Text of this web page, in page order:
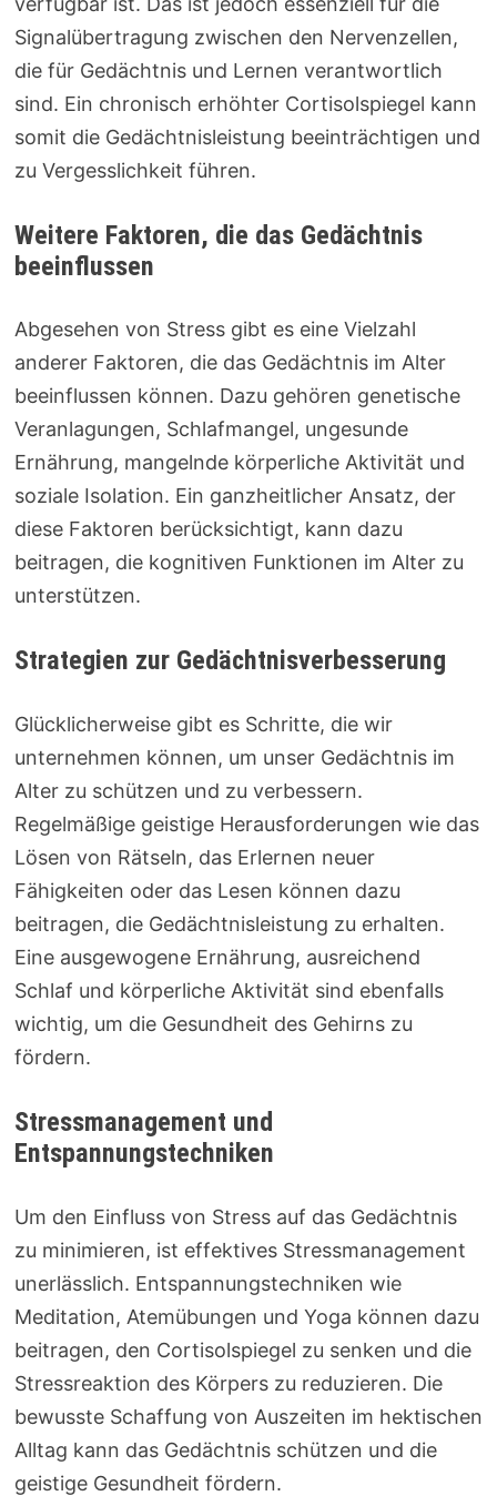
Signalübertragung zwischen den Nervenzellen,
die für Gedächtnis und Lernen verantwortlich
sind. Ein chronisch erhöhter Cortisolspiegel kann
somit die Gedächtnisleistung beeinträchtigen und
zu Vergesslichkeit führen.
Weitere Faktoren, die das Gedächtnis
beeinflussen
Abgesehen von Stress gibt es eine Vielzahl
anderer Faktoren, die das Gedächtnis im Alter
beeinflussen können. Dazu gehören genetische
Veranlagungen, Schlafmangel, ungesunde
Ernährung, mangelnde körperliche Aktivität und
soziale Isolation. Ein ganzheitlicher Ansatz, der
diese Faktoren berücksichtigt, kann dazu
beitragen, die kognitiven Funktionen im Alter zu
unterstützen.
Strategien zur Gedächtnisverbesserung
Glücklicherweise gibt es Schritte, die wir
unternehmen können, um unser Gedächtnis im
Alter zu schützen und zu verbessern.
Regelmäßige geistige Herausforderungen wie das
Lösen von Rätseln, das Erlernen neuer
Fähigkeiten oder das Lesen können dazu
beitragen, die Gedächtnisleistung zu erhalten.
Eine ausgewogene Ernährung, ausreichend
Schlaf und körperliche Aktivität sind ebenfalls
wichtig, um die Gesundheit des Gehirns zu
fördern.
Stressmanagement und
Entspannungstechniken
Um den Einfluss von Stress auf das Gedächtnis
zu minimieren, ist effektives Stressmanagement
unerlässlich. Entspannungstechniken wie
Meditation, Atemübungen und Yoga können dazu
beitragen, den Cortisolspiegel zu senken und die
Stressreaktion des Körpers zu reduzieren. Die
bewusste Schaffung von Auszeiten im hektischen
Alltag kann das Gedächtnis schützen und die
geistige Gesundheit fördern.